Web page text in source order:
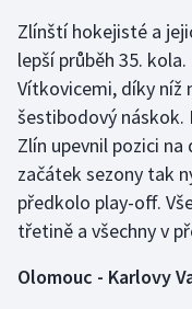
Zlínští hokejisté a
lepší průběh 35.
Vítkovicemi, díky níž
šestibodový náskok.
Zlín upevnil pozici
začátek sezony tak
předkolo play-off.
třetině a všechny v
Olomouc - Karlovy